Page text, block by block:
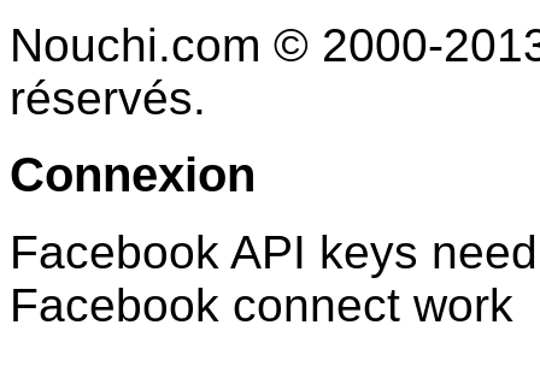
Nouchi.com © 2000-
réservés.
Connexion
Facebook API keys
Facebook connect work